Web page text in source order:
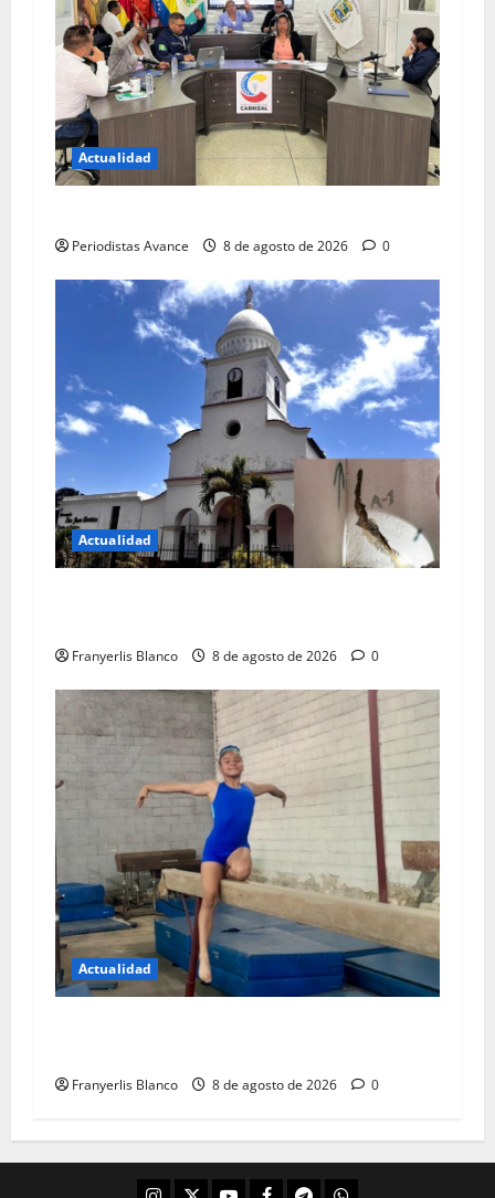
Actualidad
Periodistas Avance 8 de agosto de 2026 0
Actualidad
Franyerlis Blanco 8 de agosto de 2026 0
Actualidad
Franyerlis Blanco 8 de agosto de 2026 0